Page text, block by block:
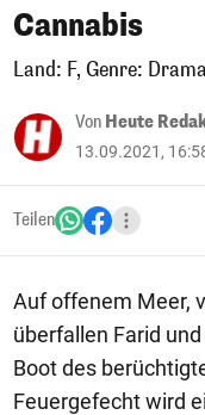
Cannabis
Land: F, Genre:
Von Heute
13.09.2021,
Teilen
Auf offenem Meer,
überfallen Farid
Boot des
Feuergefecht wird